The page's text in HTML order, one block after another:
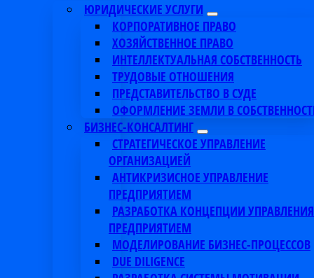
ЮРИДИЧЕСКИЕ УСЛУГИ
КОРПОРАТИВНОЕ ПРАВО
ХОЗЯЙСТВЕННОЕ ПРАВО
ИНТЕЛЛЕКТУАЛЬНАЯ СОБСТВЕННОСТЬ
ТРУДОВЫЕ ОТНОШЕНИЯ
ПРЕДСТАВИТЕЛЬСТВО В СУДЕ
ОФОРМЛЕНИЕ ЗЕМЛИ В
БИЗНЕС-КОНСАЛТИНГ
СТРАТЕГИЧЕСКОЕ УПРАВЛЕНИЕ
ОРГАНИЗАЦИЕЙ
АНТИКРИЗИСНОЕ УПРАВЛЕНИЕ
ПРЕДПРИЯТИЕМ
РАЗРАБОТКА КОНЦЕПЦИИ УПРАВЛЕНИЯ
ПРЕДПРИЯТИЕМ
МОДЕЛИРОВАНИЕ БИЗНЕС-ПРОЦЕССОВ
DUE DILIGENCE